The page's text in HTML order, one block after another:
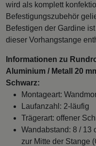
wird als komplett
Befestigungszubehör
Befestigen der Gardine
dieser Vorhangstange
Informationen zu
Aluminium / Metall 20
Schwarz:
Montageart:
Laufanzahl: 2-läufig
Trägerart: offener
Wandabstand: 8 / 13
zur Mitte der Stange